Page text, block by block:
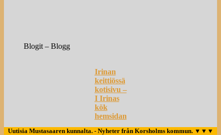
Blogit – Blogg
Irinan
keittiössä
kotisivu –
I Irinas
kök
hemsidan
Uutisia Mustasaaren kunnalta. - Nyheter från Korsholms kommun.▼▼▼